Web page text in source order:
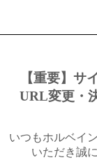
【重要】サ
URL変更・
いつもホルベイ
いただき誠